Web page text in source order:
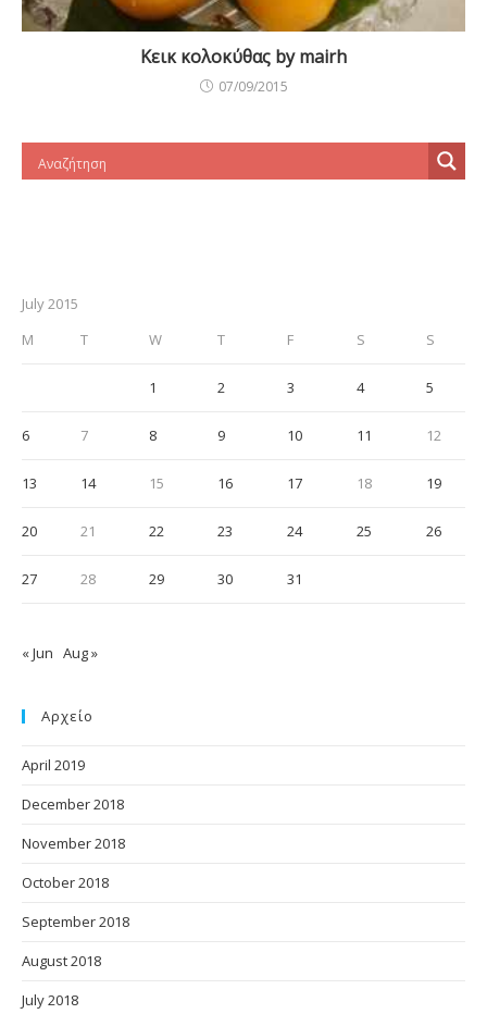
Κεικ κολοκύθας by mairh
07/09/2015
July 2015
M
T W T F S S
1 2 3 4 5
6 7 8 9 10 11 12
13 14 15 16 17 18 19
20 21 22 23 24 25 26
27 28 29 30 31
« Jun Aug »
Αρχείο
April 2019
December 2018
November 2018
October 2018
September 2018
August 2018
July 2018